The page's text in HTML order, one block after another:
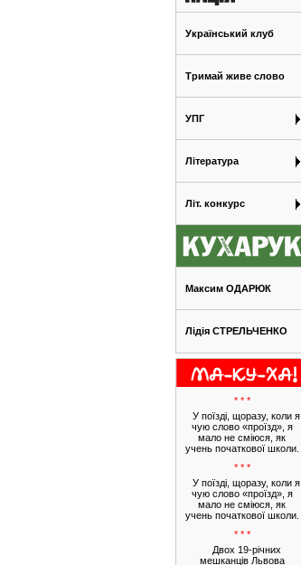
Український клуб
Тримай живе слово
УПГ
Література
Літ. конкурс
Максим ОДАРЮК
Лідія СТРЕЛЬЧЕНКО
* * *
У поїзді, щоразу, коли я
чую слово «проїзд», я
мало не сміюся, як
учень початкової школи.
* * *
У поїзді, щоразу, коли я
чую слово «проїзд», я
мало не сміюся, як
учень початкової школи.
* * *
Двох 19-річних
мешканців Львова